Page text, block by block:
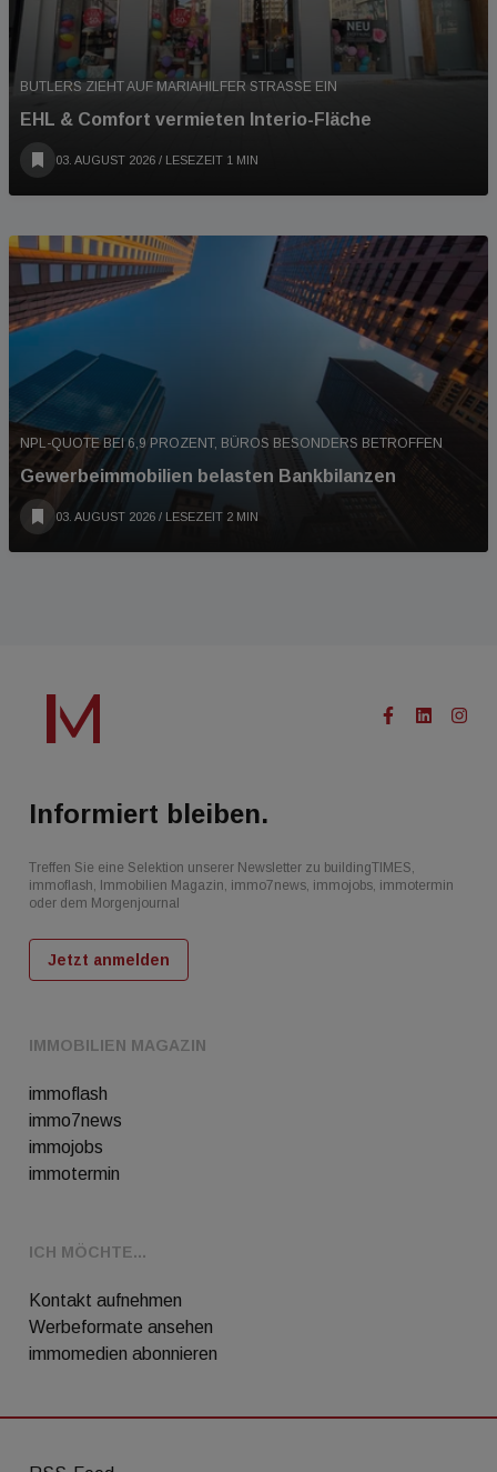
BUTLERS ZIEHT AUF MARIAHILFER STRASSE EIN
EHL & Comfort vermieten Interio-Fläche
03. AUGUST 2026 / LESEZEIT 1 MIN
NPL-QUOTE BEI 6,9 PROZENT, BÜROS BESONDERS BETROFFEN
Gewerbeimmobilien belasten Bankbilanzen
03. AUGUST 2026 / LESEZEIT 2 MIN
IMMOBILIEN MAGAZIN
immoflash
immo7news
immojobs
immotermin
ICH MÖCHTE...
Kontakt aufnehmen
Werbeformate ansehen
immomedien abonnieren
Informiert bleiben.
Treffen Sie eine Selektion unserer Newsletter zu buildingTIMES,
immoflash, Immobilien Magazin, immo7news, immojobs, immotermin
oder dem Morgenjournal
Jetzt anmelden